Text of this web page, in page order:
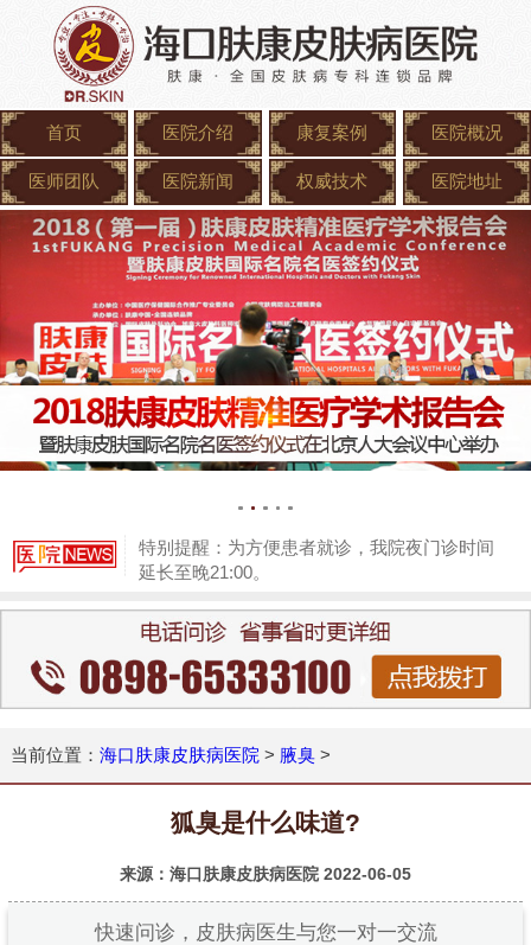
首页 医院介绍 康复案例 医院概况
医师团队 医院新闻 权威技术 医院地址
特别提醒：为方便患者就诊，我院夜门诊时间
延长至晚21:00。
当前位置： 海口肤康皮肤病医院 > 腋臭>
狐臭是什么味道?
来源：海口肤康皮肤病医院 2022-06-05
快速问诊，皮肤病医生与您一对一交流